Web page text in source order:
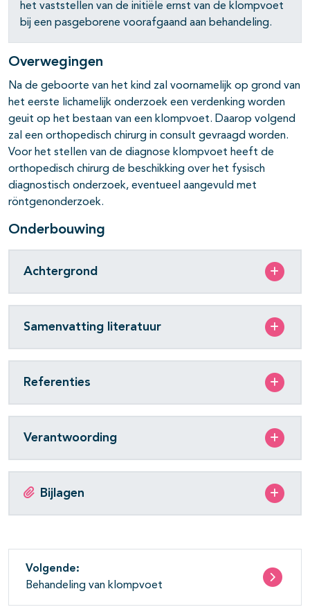
het vaststellen van de initiële ernst van de klompvoet
bij een pasgeborene voorafgaand aan behandeling.
Overwegingen
Na de geboorte van het kind zal voornamelijk op grond van
het eerste lichamelijk onderzoek een verdenking worden
geuit op het bestaan van een klompvoet. Daarop volgend
zal een orthopedisch chirurg in consult gevraagd worden.
Voor het stellen van de diagnose klompvoet heeft de
orthopedisch chirurg de beschikking over het fysisch
diagnostisch onderzoek, eventueel aangevuld met
röntgenonderzoek.
Onderbouwing
Achtergrond
Samenvatting literatuur
Referenties
Verantwoording
Bijlagen
Volgende:
Behandeling van klompvoet